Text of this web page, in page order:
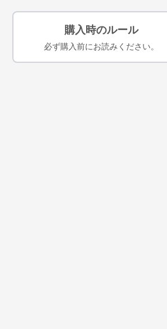
購入時のルール
必ず購入前にお読みください。